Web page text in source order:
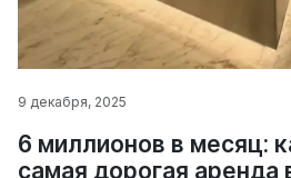
9 декабря, 2025
6 миллионов в месяц:
самая дорогая аренда